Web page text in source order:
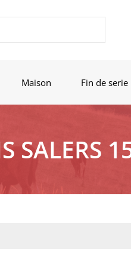
Maison Fin de serie
SALERS